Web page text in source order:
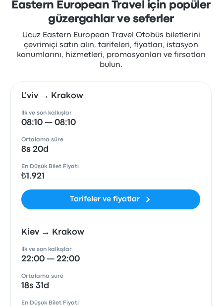
Eastern European Travel için popüler
güzergahlar ve seferler
Ucuz Eastern European Travel Otobüs biletlerini
çevrimiçi satın alın, tarifeleri, fiyatları, istasyon
konumlarını, hizmetleri, promosyonları ve fırsatları
bulun.
L'viv → Krakow
İlk ve son kalkışlar
08:10 — 08:10
Ortalama süre
8s 20d
En Düşük Bilet Fiyatı
₺1.921
Tarifeler ve fiyatlar
Kiev → Krakow
İlk ve son kalkışlar
22:00 — 22:00
Ortalama süre
18s 31d
En Düşük Bilet Fiyatı